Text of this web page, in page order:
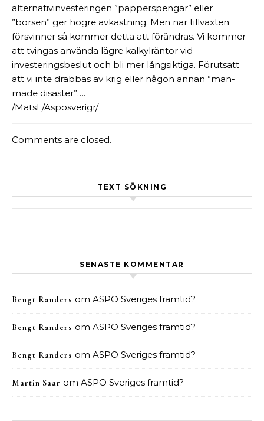
alternativinvesteringen ”papperspengar” eller
”börsen” ger högre avkastning. Men när tillväxten
försvinner så kommer detta att förändras. Vi kommer
att tvingas använda lägre kalkylräntor vid
investeringsbeslut och bli mer långsiktiga. Förutsatt
att vi inte drabbas av krig eller någon annan ”man-
made disaster”….
/MatsL/Asposverigr/
Comments are closed.
TEXT SÖKNING
SENASTE KOMMENTAR
Bengt Randers om ASPO Sveriges framtid?
Bengt Randers om ASPO Sveriges framtid?
Bengt Randers om ASPO Sveriges framtid?
Martin Saar om ASPO Sveriges framtid?